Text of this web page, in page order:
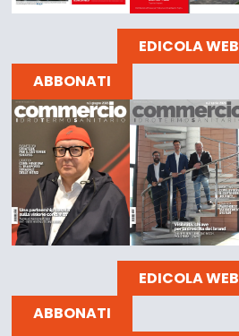
EDICOLA WEB
ABBONATI
EDICOLA WEB
ABBONATI